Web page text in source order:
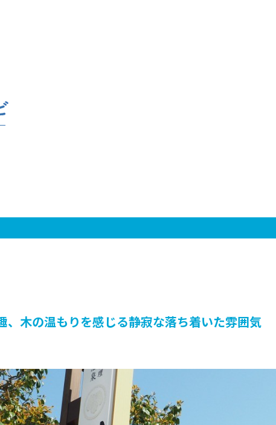
香
美
町
観
光
美
町
公
式
観
光
サ
、木の温もりを感じる静寂な落ち着いた雰囲気